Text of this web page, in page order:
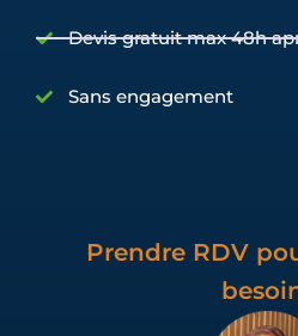
Devis gratuit max 48h
Sans engagement
Prendre RDV